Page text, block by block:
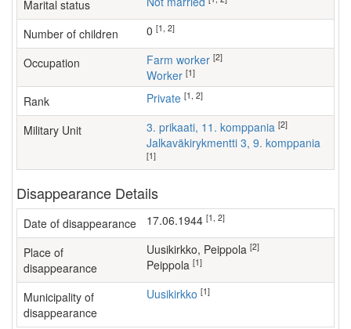
Marital status
Number of children [1, 2]
Occupation farm worker [2]
worker [1]
Rank Private [1, 2]
Military Unit 3. prikaati, 11. komppania [2]
Jalkaväkirykmentti 3, 9. komppania
[1]
Disappearance Details
Date of disappearance 17.06.1944 [1, 2]
Place of
disappearance
Uusikirkko, Peippola [2]
Peippola [1]
Municipality of
disappearance
Uusikirkko [1]